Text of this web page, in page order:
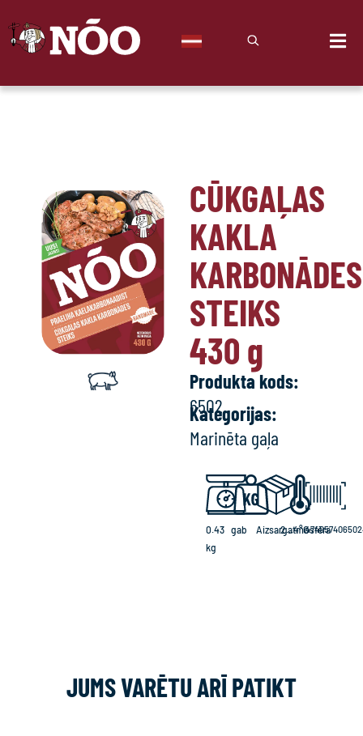
CŪKGAĻAS
KAKLA
KARBONĀDES
STEIKS
430 g
Produkta kods:
6502
Kategorijas:
Marinēta gaļa
0.43
kg
gab Aizsargatmosfēra
2...4°C
JUMS VARĒTU ARĪ PATIKT